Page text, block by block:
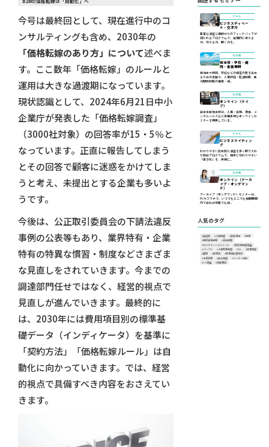
今号は最終回として、現在進行中のコ
ンサルティングも含め、2030年の
「価格転嫁のあり方」について述べま
す。ここ数年「価格転嫁」のルールと
運用は大きな過渡期になっています。
現状認識として、2024年6月21日中小
企業庁が発表した「価格転嫁調査」
（3000社対象）の回答率が15・5％と
なっています。正直に報告してしまう
とその回答で顧客に迷惑をかけてしま
うと考え、未提出とする企業も多いよ
うです。
今後は、公正取引委員会の下請法違反
事例の公表等もあり、業界特有・企業
特有の特異な慣習・制度などさまざま
な見直しをされていきます。今までの
調達部門任せではなく、経営的視点で
見直しが進んでいきます。最終的に
は、2030年には費用項目別の標準基
礎データ（インディケータ）を基準に
「契約方法」「価格転嫁ルール」は自
動化に向かっていきます。では、経営
的視点で具備すべき内容をおさえてい
きます。
スキル
ビジネスディベー
ト・交渉力
豊富な演習と講師からのフィードバックが
得られるプログラムで、論理的に考える
力、伝える力、聴く力を...
その他
自治体・学校・病
院・金融機関
自治体や病院、学校などの経営の質を高め
るための支援や、人事評価・処遇制度、能
力開発制度の構築・導...
その他
オンライン（ライ
ブ）
日本生産性本部は、人事・労務、賃金、メ
ンタルヘルスなど多種多様なオンラインセ
ミナーを用意していま...
スキル
ビジネスライティン
グ
わかりやすい具体例と演習を多く取り入れ
た研修プログラムで、相手に伝わりやすい
「書き方」を、実務に...
その他
オンライン（アーカ
イブ・オンデマン
ド）
アーカイブ（オンデマンド）セミナーは、
PCやスマホで、いつでもどこでも視聴期間
内であれば何度でも繰...
人気のタグ
#創造性 #人事制度 #顧客満足
#現場
#食料安全保障
#日米同盟
#カスタマーハラスメント
#顧客満足度調査
#パーパス
#人事考課制度 #DX
#賃金制度
#農業
#経済学
#経済情勢懇話会
#未来洞察
#給与制度
#リーダー研修
#CS調査
#労働組合